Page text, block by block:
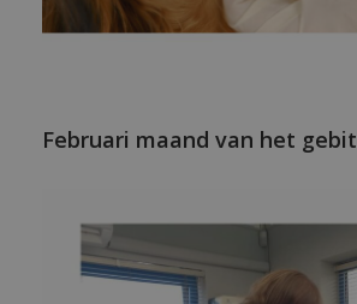
Februari maand van het gebit